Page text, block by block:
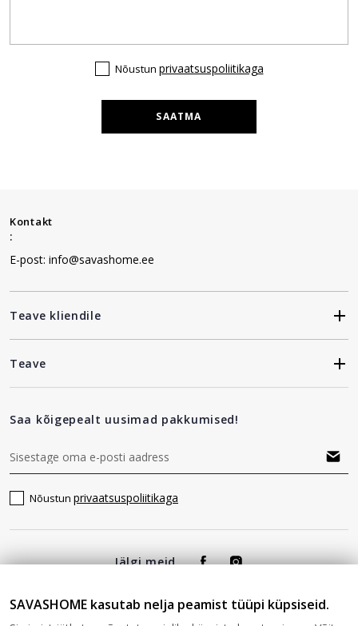
Nõustun privaatsuspoliitikaga
SAATMA
Kontakt
:
E-post: info@savashome.ee
Teave kliendile
Teave
Saa kõigepealt uusimad pakkumised!
Nõustun privaatsuspoliitikaga
Jälgi meid
SAVASHOME kasutab nelja peamist tüüpi küpsiseid.